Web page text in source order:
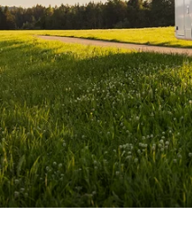
GLOBEBUS ACTIVE
Integreret kampagnemodel